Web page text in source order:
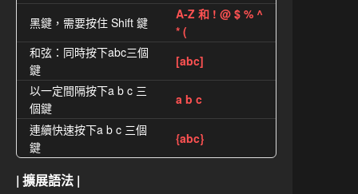
黑鍵，需要按住 Shift 鍵
A-Z 和 ! @ $ % ^
* (
和弦：同時按下abc三個
鍵
[abc]
以一定間隔按下a b c 三
個鍵
a b c
連續快速按下a b c 三個
鍵
{abc}
| 擴展語法 |